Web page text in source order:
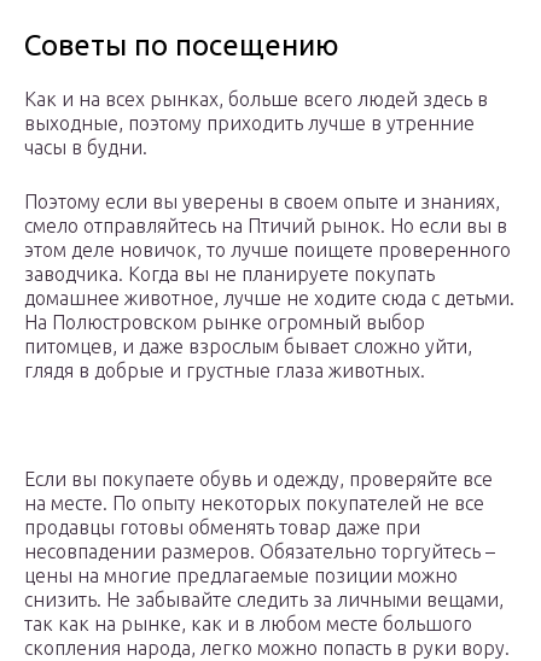
Советы по посещению
Как и на всех рынках, больше всего людей здесь в
выходные, поэтому приходить лучше в утренние
часы в будни.
Поэтому если вы уверены в своем опыте и знаниях,
смело отправляйтесь на Птичий рынок. Но если вы в
этом деле новичок, то лучше поищете проверенного
заводчика. Когда вы не планируете покупать
домашнее животное, лучше не ходите сюда с детьми.
На Полюстровском рынке огромный выбор
питомцев, и даже взрослым бывает сложно уйти,
глядя в добрые и грустные глаза животных.
Если вы покупаете обувь и одежду, проверяйте все
на месте. По опыту некоторых покупателей не все
продавцы готовы обменять товар даже при
несовпадении размеров. Обязательно торгуйтесь –
цены на многие предлагаемые позиции можно
снизить. Не забывайте следить за личными вещами,
так как на рынке, как и в любом месте большого
скопления народа, легко можно попасть в руки вору.